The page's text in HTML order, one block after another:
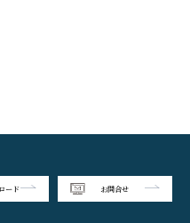
ード お問合せ